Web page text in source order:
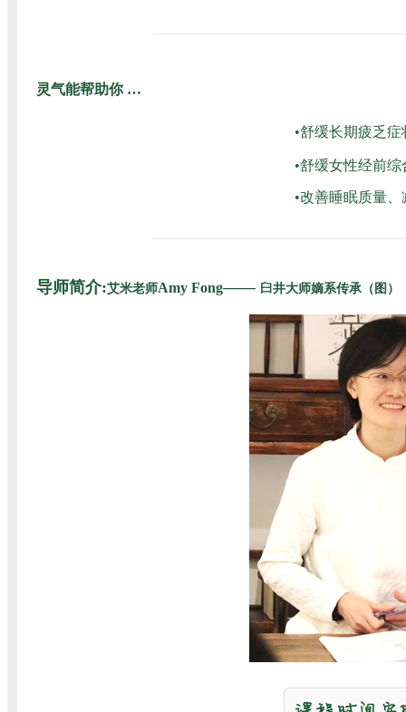
灵气能帮助你 …
•舒缓长期疲乏
•舒缓女性经前
•改善睡眠质量
导师简介:艾米老师Amy Fong—— 臼井大师嫡系传承（图）